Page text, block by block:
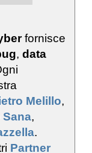
fornisce
, data
Melillo,
Sana,
.
Partner